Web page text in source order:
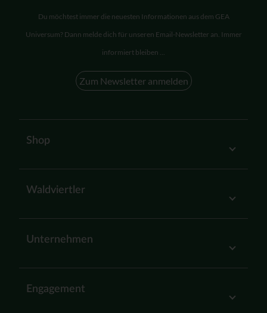
Du möchtest immer die neuesten Informationen aus dem GEA
Universum? Dann melde dich für unseren Email-Newsletter an. Immer
informiert bleiben ...
Zum Newsletter anmelden
Shop
Waldviertler
Unternehmen
Engagement